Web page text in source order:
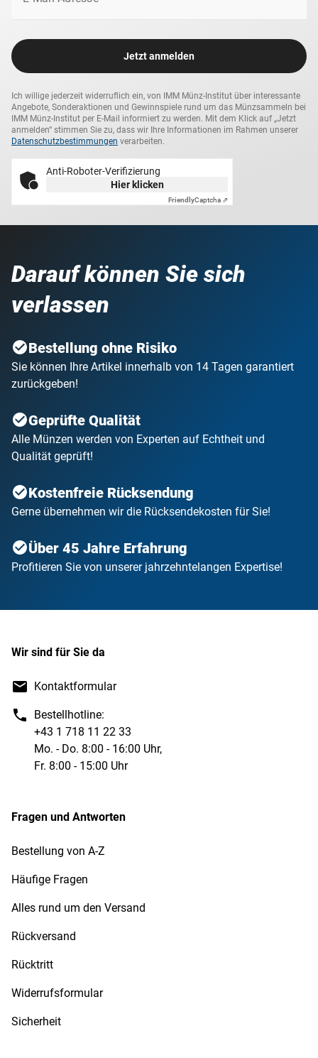
Jetzt anmelden
Ich willige jederzeit widerruflich ein, von IMM Münz-Institut über interessante
Angebote, Sonderaktionen und Gewinnspiele rund um das Münzsammeln bei
IMM Münz-Institut per E-Mail informiert zu werden. Mit dem Klick auf „Jetzt
anmelden“ stimmen Sie zu, dass wir Ihre Informationen im Rahmen unserer
Datenschutzbestimmungen verarbeiten.
Anti-Roboter-Verifizierung
Hier klicken
FriendlyCaptcha ⇗
Darauf können Sie sich
verlassen
Bestellung ohne Risiko
Sie können Ihre Artikel innerhalb von 14 Tagen garantiert
zurückgeben!
Geprüfte Qualität
Alle Münzen werden von Experten auf Echtheit und
Qualität geprüft!
Kostenfreie Rücksendung
Gerne übernehmen wir die Rücksendekosten für Sie!
Über 45 Jahre Erfahrung
Profitieren Sie von unserer jahrzehntelangen Expertise!
Wir sind für Sie da
Kontaktformular
Bestellhotline:
+43 1 718 11 22 33
Mo. - Do. 8:00 - 16:00 Uhr,
Fr. 8:00 - 15:00 Uhr
Fragen und Antworten
Bestellung von A-Z
Häufige Fragen
Alles rund um den Versand
Rückversand
Rücktritt
Widerrufsformular
Sicherheit